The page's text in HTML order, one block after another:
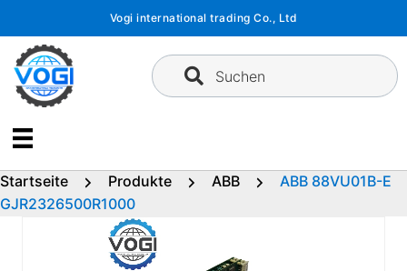
springen
Vogi international trading Co., Ltd
Suchen
Startseite Produkte ABB
ABB 88VU01B-E
GJR2326500R1000